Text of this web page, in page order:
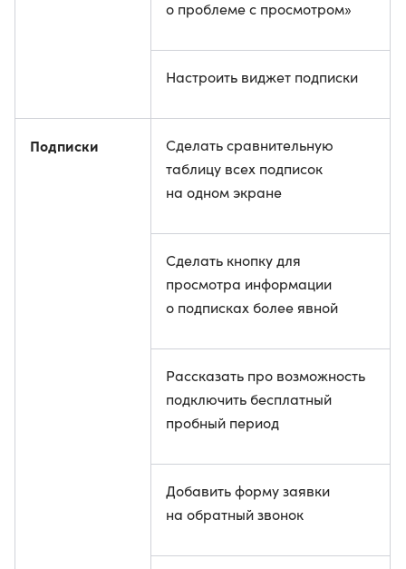
о проблеме с просмотром»
Настроить виджет подписки
Подписки
Сделать сравнительную
таблицу всех подписок
на одном экране
Сделать кнопку для
просмотра информации
о подписках более явной
Рассказать про возможность
подключить бесплатный
пробный период
Добавить форму заявки
на обратный звонок